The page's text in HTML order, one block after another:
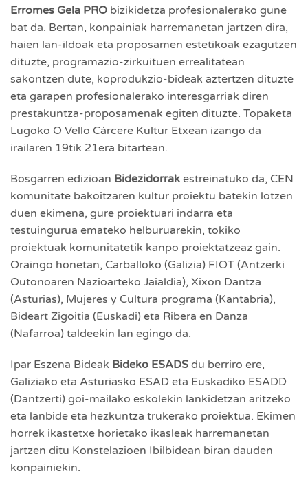
Erromes Gela PRO bizikidetza profesionalerako gune
bat da. Bertan, konpainiak harremanetan jartzen dira,
haien lan-ildoak eta proposamen estetikoak ezagutzen
dituzte, programazio-zirkuituen errealitatean
sakontzen dute, koprodukzio-bideak aztertzen dituzte
eta garapen profesionalerako interesgarriak diren
prestakuntza-proposamenak egiten dituzte. Topaketa
Lugoko O Vello Cárcere Kultur Etxean izango da
irailaren 19tik 21era bitartean.
Bosgarren edizioan Bidezidorrak estreinatuko da, CEN
komunitate bakoitzaren kultur proiektu batekin lotzen
duen ekimena, gure proiektuari indarra eta
testuingurua emateko helburuarekin, tokiko
proiektuak komunitatetik kanpo proiektatzeaz gain.
Oraingo honetan, Carballoko (Galizia) FIOT (Antzerki
Outonoaren Nazioarteko Jaialdia), Xixon Dantza
(Asturias), Mujeres y Cultura programa (Kantabria),
Bideart Zigoitia (Euskadi) eta Ribera en Danza
(Nafarroa) taldeekin lan egingo da.
Ipar Eszena Bideak Bideko ESADS du berriro ere,
Galiziako eta Asturiasko ESAD eta Euskadiko ESADD
(Dantzerti) goi-mailako eskolekin lankidetzan aritzeko
eta lanbide eta hezkuntza trukerako proiektua. Ekimen
horrek ikastetxe horietako ikasleak harremanetan
jartzen ditu Konstelazioen Ibilbidean biran dauden
konpainiekin.